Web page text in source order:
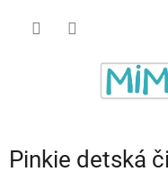
Pinkie detská